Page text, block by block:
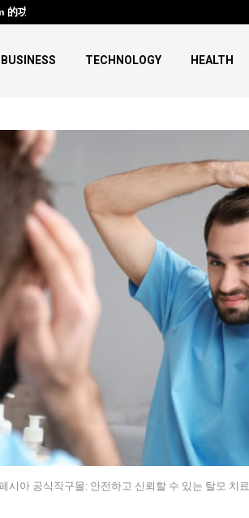
功能、下载与使用
BUSINESS TECHNOLOGY HEALTH
시아 공식직구몰: 안전하고 신뢰할 수 있는 탈모 치